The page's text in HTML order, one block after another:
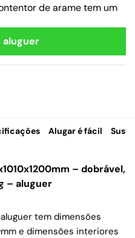
de arame tem um
aluguer
Alugar é fácil
– dobrável,
– aluguer
tem dimensões
e dimensões interiores